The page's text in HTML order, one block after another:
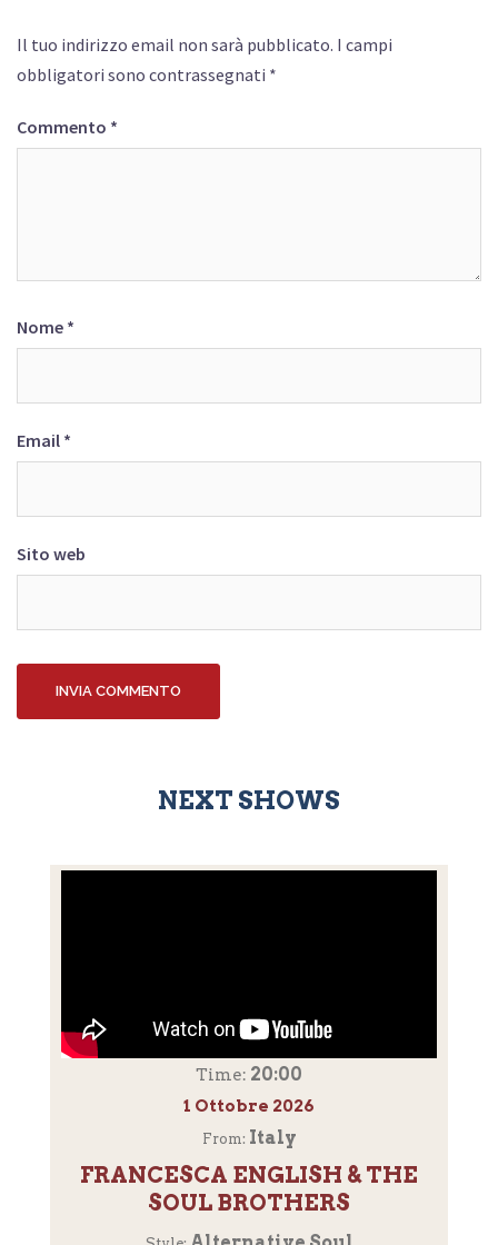
Il tuo indirizzo email non sarà pubblicato. I campi
obbligatori sono contrassegnati *
Commento *
Nome *
Email *
Sito web
NEXT SHOWS
Time: 20:00
1 Ottobre 2026
From: Italy
FRANCESCA ENGLISH & THE
SOUL BROTHERS